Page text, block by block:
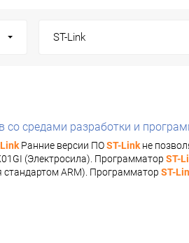
средами разработки и
Ранние версии ПОST-Link не
(Электросила). Программатор ST-
стандартом ARM). Программатор ST-